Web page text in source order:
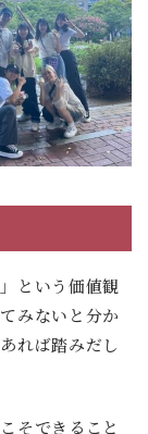
という価値観
みないと分か
れば踏みだし
そできること